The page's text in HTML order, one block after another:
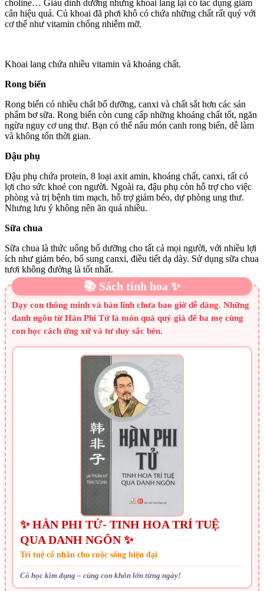
choline… Giàu dinh dưỡng nhưng khoai lang lại có tác dụng giảm
cân hiệu quả. Củ khoai đã phơi khô có chứa những chất rất quý với
cơ thể như vitamin chống nhiễm mỡ.
Khoai lang chứa nhiều vitamin và khoáng chất.
Rong biển
Rong biển có nhiều chất bổ dưỡng, canxi và chất sắt hơn các sản
phẩm bơ sữa. Rong biển còn cung cấp những khoáng chất tốt, ngăn
ngừa nguy cơ ung thư. Bạn có thể nấu món canh rong biển, dễ làm
và không tốn thời gian.
Đậu phụ
Đậu phụ chứa protein, 8 loại axit amin, khoáng chất, canxi, rất có
lợi cho sức khoẻ con người. Ngoài ra, đậu phụ còn hỗ trợ cho việc
phòng và trị bệnh tim mạch, hỗ trợ giảm béo, dự phòng ung thư.
Nhưng lưu ý không nên ăn quá nhiều.
Sữa chua
Sữa chua là thức uống bổ dưỡng cho tất cả mọi người, với nhiều lợi
ích như giảm béo, bổ sung canxi, điều tiết dạ dày. Sử dụng sữa chua
tươi không đường là tốt nhất.
📚 Sách tinh hoa ✨
Dạy con thông minh và bản lĩnh chưa bao giờ dễ dàng. Những
danh ngôn từ Hàn Phi Tử là món quà quý giá để ba mẹ cùng
con học cách ứng xử và tư duy sắc bén.
✨ HÀN PHI TỬ- TINH HOA TRÍ TUỆ
QUA DANH NGÔN ✨
Trí tuệ cổ nhân cho cuộc sống hiện đại
Cổ học kim dụng – cùng con khôn lớn từng ngày!